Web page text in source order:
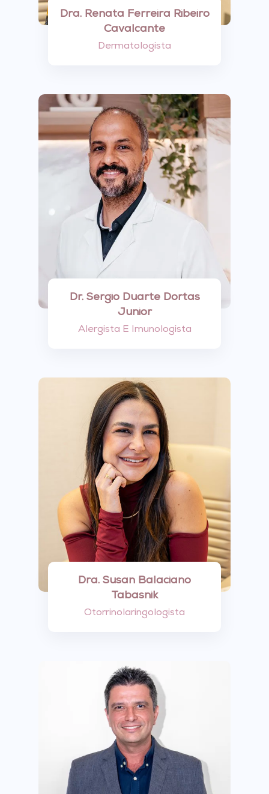
Dra. Renata Ferreira Ribeiro
Cavalcante
Dermatologista
Dr. Sergio Duarte Dortas
Junior
Alergista E Imunologista
Dra. Susan Balaciano
Tabasnik
Otorrinolaringologista